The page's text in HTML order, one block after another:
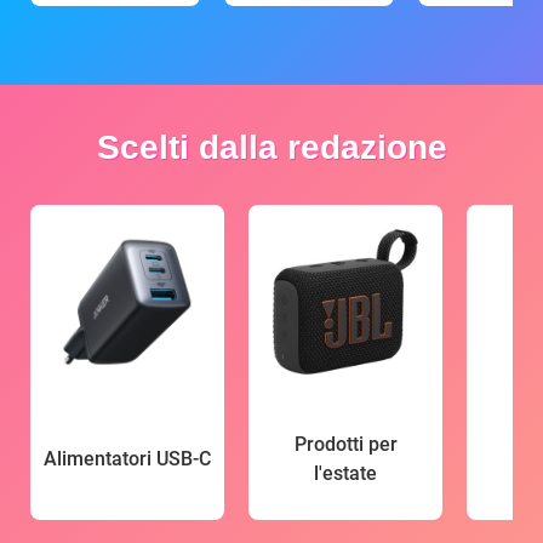
Scelti dalla redazione
Alimentatori USB-C
Prodotti per
l'estate